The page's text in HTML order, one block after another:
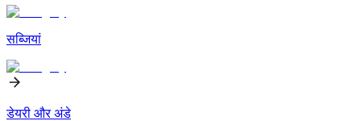
सब्जियां
डेयरी और अंडे